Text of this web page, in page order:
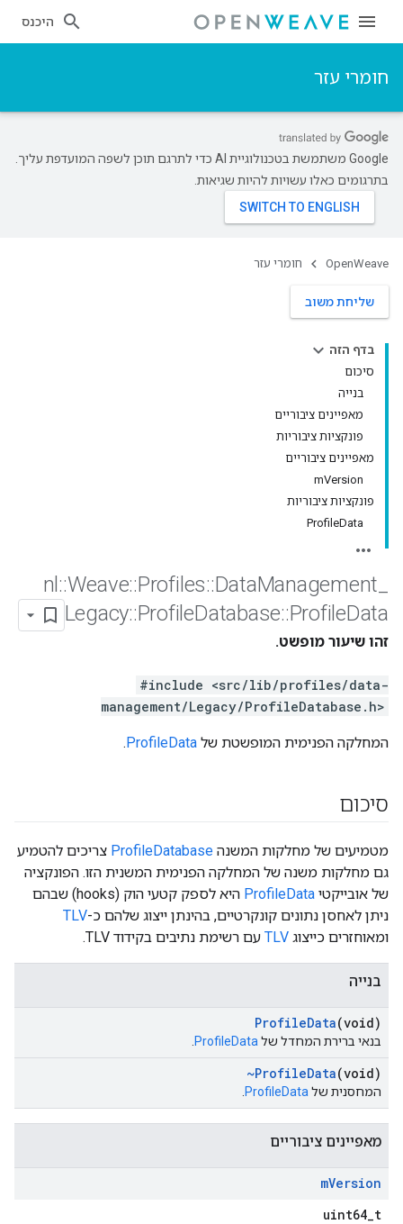
היכנס
חומרי עזר
‫Google משתמשת בטכנולוגיית AI כדי לתרגם תוכן לשפה המועדפת עליך.
בתרגומים כאלו עשויות להיות שגיאות.
OpenWeave חומרי עזר
שליחת משוב
בדף הזה
סיכום
בנייה
מאפיינים ציבוריים
פונקציות ציבוריות
מאפיינים ציבוריים
mVersion
פונקציות ציבוריות
ProfileData
nl ::Weave::Profiles::DataManagement
Legacy::ProfileDatabase::ProfileData
זהו שיעור מופשט.
#include <src/lib/profiles/data-
management/Legacy/ProfileDatabase.h>
המחלקה הפנימית המופשטת של ProfileData
.
סיכום
מטמיעים של מחלקות המשנה ProfileDatabase צריכים להטמיע
גם מחלקות משנה של המחלקה הפנימית המשנית הזו. הפונקציה
של אובייקטי ProfileData
היא לספק קטעי הוק (hooks) שבהם
ניתן לאחסן נתונים קונקרטיים, בהינתן ייצוג שלהם כ-TLV
ומאוחזרים כייצוג TLV עם רשימת נתיבים בקידוד TLV.
בנייה
ProfileData(void)
בנאי ברירת המחדל של ProfileData
~ProfileData(void)
המחסנית של ProfileData
מאפיינים ציבוריים
mVersion
uint64_t